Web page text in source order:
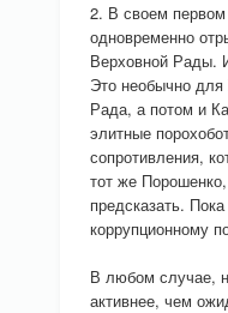
2. В своем первом
одновременно
Верховной Рады.
Это необычно
Рада, а потом и
элитные
сопротивления,
тот же
предсказать.
коррупционному
В любом случае,
активнее, чем